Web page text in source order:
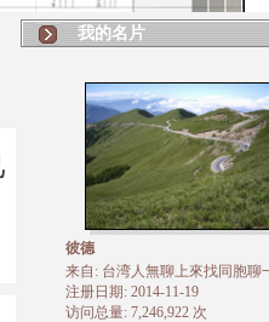
我的名片
彼德
来自: 台湾人無聊上來找同胞聊
注册日期: 2014-11-19
访问总量: 7,246,922 次